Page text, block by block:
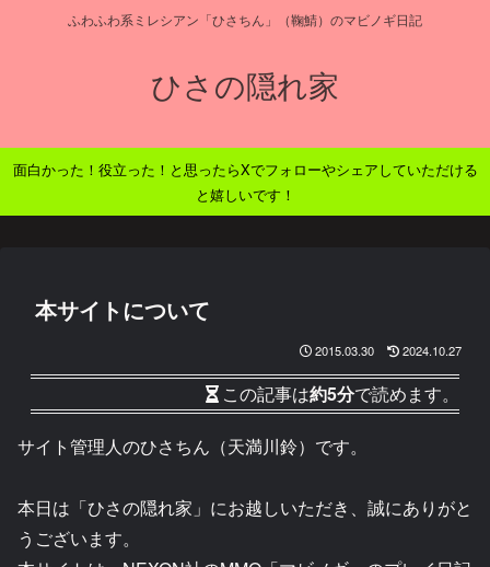
ふわふわ系ミレシアン「ひさちん」（鞠鯖）のマビノギ日記
ひさの隠れ家
面白かった！役立った！と思ったらXでフォローやシェアしていただける
と嬉しいです！
本サイトについて
2015.03.30 2024.10.27
この記事は約5分で読めます。
サイト管理人のひさちん（天満川鈴）です。
本日は「ひさの隠れ家」にお越しいただき、誠にありがと
うございます。